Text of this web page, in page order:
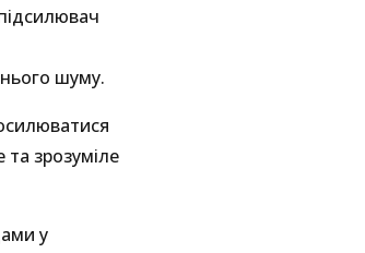
шуму.
зрозуміле
у